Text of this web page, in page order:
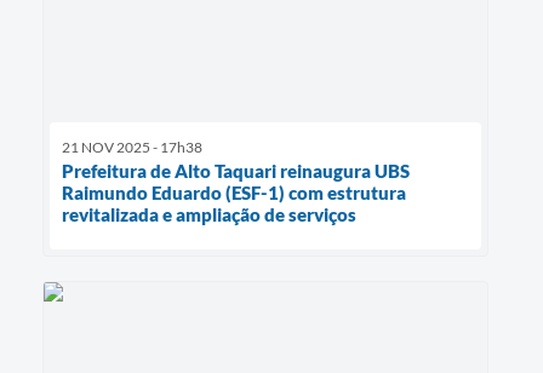
21 NOV 2025 - 17h38
Prefeitura de Alto Taquari reinaugura UBS
Raimundo Eduardo (ESF-1) com estrutura
revitalizada e ampliação de serviços